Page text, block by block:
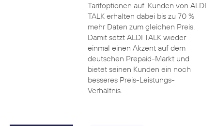
Tarifoptionen auf. Kunden von ALDI
TALK erhalten dabei bis zu 70 %
mehr Daten zum gleichen Preis.
Damit setzt ALDI TALK wieder
einmal einen Akzent auf dem
deutschen Prepaid-Markt und
bietet seinen Kunden ein noch
besseres Preis-Leistungs-
Verhältnis.